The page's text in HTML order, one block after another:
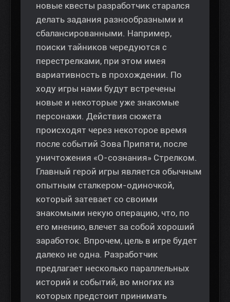
новые квесты разработчик старался
делать задания разнообразными и
сбалансированными. Например,
поиски тайников чередуются с
перестрелками, при этом имея
вариативность в прохождении. По
ходу игры нами будут встречены
новые и некоторые уже знакомые
персонажи. Действия сюжета
происходят через некоторое время
после событий Зова Припяти, после
уничтожения «О-сознания» Стрелком.
Главный герой игры является обычным
опытным сталкером-одиночкой,
который затевает со своими
знакомыми некую операцию, что, по
его мнению, влечет за собой хороший
заработок. Впрочем, цель в игре будет
далеко не одна. Разработчик
предлагает несколько параллельных
историй и событий, во многих из
которых предстоит принимать